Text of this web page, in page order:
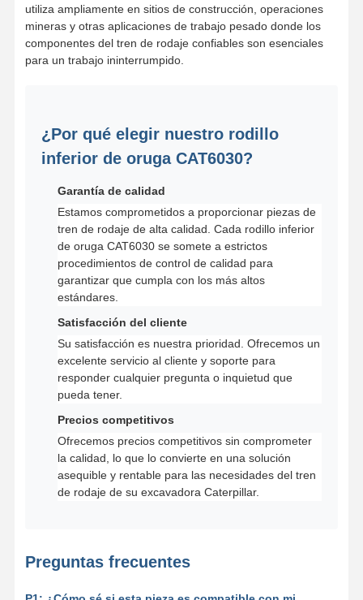
utiliza ampliamente en sitios de construcción, operaciones
mineras y otras aplicaciones de trabajo pesado donde los
componentes del tren de rodaje confiables son esenciales
para un trabajo ininterrumpido.
¿Por qué elegir nuestro rodillo
inferior de oruga CAT6030?
Garantía de calidad
Estamos comprometidos a proporcionar piezas de
tren de rodaje de alta calidad. Cada rodillo inferior
de oruga CAT6030 se somete a estrictos
procedimientos de control de calidad para
garantizar que cumpla con los más altos
estándares.
Satisfacción del cliente
Su satisfacción es nuestra prioridad. Ofrecemos un
excelente servicio al cliente y soporte para
responder cualquier pregunta o inquietud que
pueda tener.
Precios competitivos
Ofrecemos precios competitivos sin comprometer
la calidad, lo que lo convierte en una solución
asequible y rentable para las necesidades del tren
de rodaje de su excavadora Caterpillar.
Preguntas frecuentes